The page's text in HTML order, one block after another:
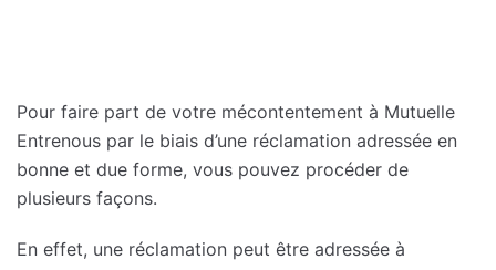
Pour faire part de votre mécontentement à Mutuelle
Entrenous par le biais d’une réclamation adressée en
bonne et due forme, vous pouvez procéder de
plusieurs façons.
En effet, une réclamation peut être adressée à